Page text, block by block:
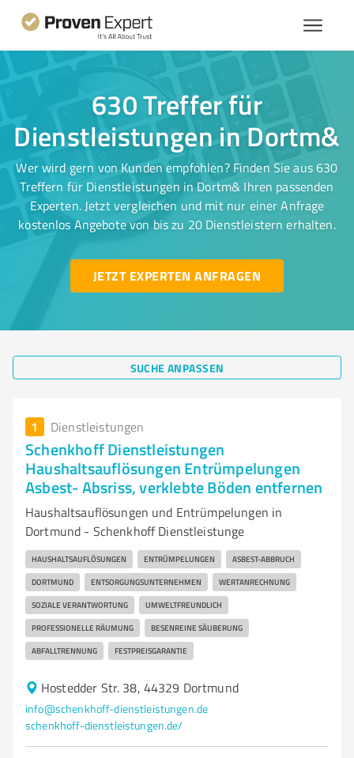
630 Treffer für
Dienstleistungen in Dortm&
Wer wird gern von Kunden empfohlen? Finden Sie aus 630
Treffern für Dienstleistungen in Dortm& Ihren passenden
Experten. Jetzt vergleichen und mit nur einer Anfrage
kostenlos Angebote von bis zu 20 Dienstleistern erhalten.
JETZT EXPERTEN ANFRAGEN
SUCHE ANPASSEN
1 Dienstleistungen
Schenkhoff Dienstleistungen
Haushaltsauflösungen Entrümpelungen
Asbest- Absriss, verklebte Böden entfernen
Haushaltsauflösungen und Entrümpelungen in
Dortmund - Schenkhoff Dienstleistunge
HAUSHALTSAUFLÖSUNGEN ENTRÜMPELUNGEN ASBEST-ABBRUCH
DORTMUND ENTSORGUNGSUNTERNEHMEN WERTANRECHNUNG
SOZIALE VERANTWORTUNG UMWELTFREUNDLICH
PROFESSIONELLE RÄUMUNG BESENREINE SÄUBERUNG
ABFALLTRENNUNG FESTPREISGARANTIE
Hostedder Str. 38, 44329 Dortmund
info@schenkhoff-dienstleistungen.de
schenkhoff-dienstleistungen.de/